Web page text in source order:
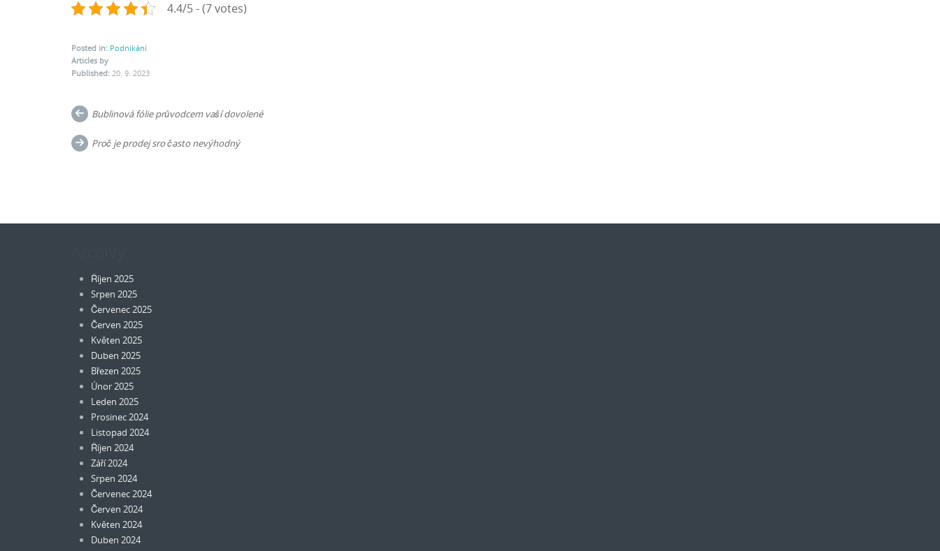
4.4/5 - (7 votes)
Posted in: Podnikání
Articles by
Published: 20. 9. 2023
Post
navigation
Bublinová fólie průvodcem vaší dovolené
Proč je prodej sro často nevýhodný
Říjen 2025
Srpen 2025
Červenec 2025
Červen 2025
Květen 2025
Duben 2025
Březen 2025
Únor 2025
Leden 2025
Prosinec 2024
Listopad 2024
Říjen 2024
Září 2024
Srpen 2024
Červenec 2024
Červen 2024
Květen 2024
Duben 2024